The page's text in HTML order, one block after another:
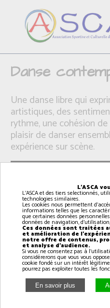
Danse
Une danse libre qui
artistiques, des
rythme, une cohésion
plaisir de danser
expérience sur scène.
L'ASCA
L'ASCA et des tiers selectionnés,
technologies similaires.
Les cookies nous permettent
informations telles que les
que certaines données
données de navigation,
Ces données sont traitées
et amélioration de
notre offre de contenus,
et analyse d'audience.
Si vous ne consentez pas à
considérerons que vous vous
cookie fondé sur un intérêt
pourrez pas exploiter toutes les